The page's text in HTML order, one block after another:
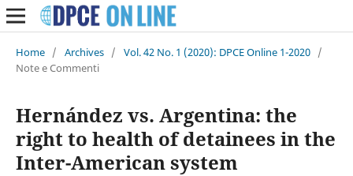
Home / Archives / Vol. 42 No. 1 (2020): DPCE Online 1-2020 /
Note e Commenti
Hernández vs. Argentina: the
right to health of detainees in the
Inter-American system